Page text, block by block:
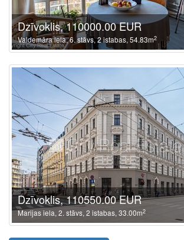
Dzīvoklis, 110000.00 EUR
Valdemāra iela, 6. stāvs, 2 istabas, 54.83m2
Dzīvoklis, 110550.00 EUR
Marijas iela, 2. stāvs, 2 istabas, 33.00m2